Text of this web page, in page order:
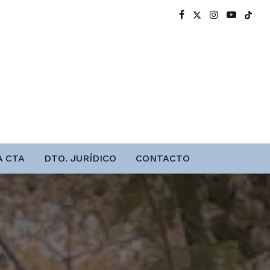
CTA DTO. JURÍDICO CONTACTO